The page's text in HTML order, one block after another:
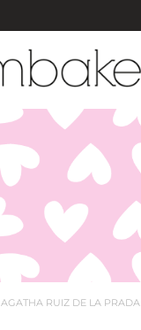
AGATHA RUIZ DE LA PRADA